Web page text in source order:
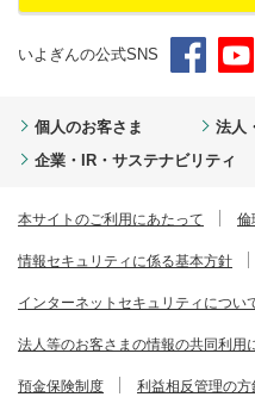
いよぎんの公式SNS
個人のお客さま
法人
企業・IR・サステナビリティ
本サイトのご利用にあたって 倫
情報セキュリティに係る基本方針
インターネットセキュリティについ
法人等のお客さまの情報の共同利用
預金保険制度 利益相反管理の方